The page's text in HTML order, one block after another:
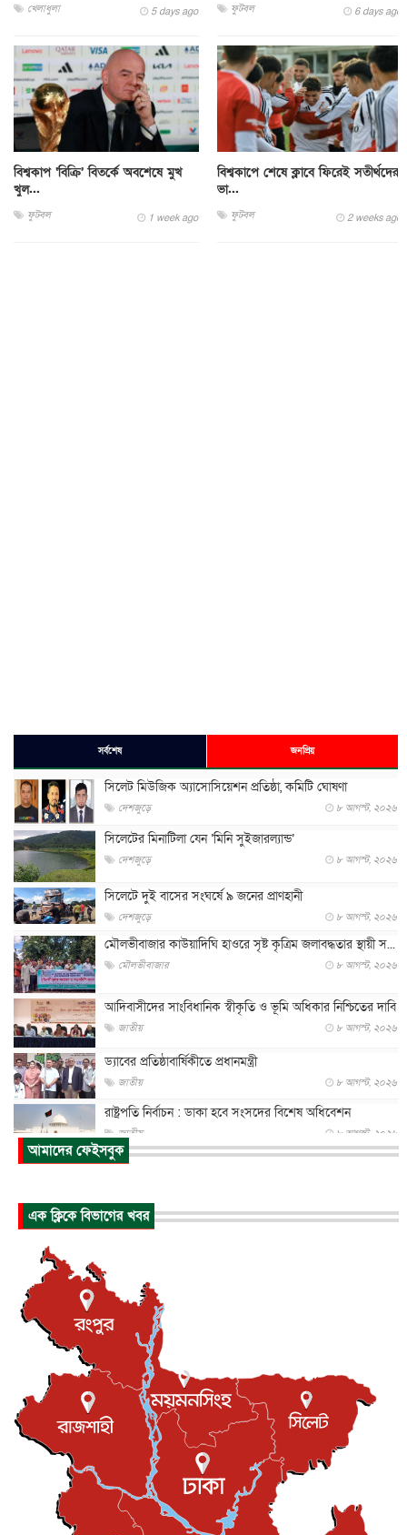
খেলাধুলা 5 days ago ফুটবল 6 days ago
বিশ্বকাপ ‘বিক্রি’ বিতর্কে অবশেষে মুখ
খুল...
ফুটবল 1 week ago
বিশ্বকাপে শেষে ক্লাবে ফিরেই সতীর্থদের
ভা...
ফুটবল 2 weeks ago
সর্বশেষ জনপ্রিয়
সিলেট মিউজিক অ্যাসোসিয়েশন প্রতিষ্ঠা, কমিটি ঘোষণা
দেশজুড়ে ৮ আগস্ট, ২০২৬
সিলেটের মিনাটিলা যেন ‘মিনি সুইজারল্যান্ড’
দেশজুড়ে ৮ আগস্ট, ২০২৬
সিলেটে দুই বাসের সংঘর্ষে ৯ জনের প্রাণহানী
দেশজুড়ে ৮ আগস্ট, ২০২৬
মৌলভীবাজার কাউয়াদিঘি হাওরে সৃষ্ট কৃত্রিম জলাবদ্ধতার স্থায়ী স...
মৌলভীবাজার ৮ আগস্ট, ২০২৬
আদিবাসীদের সাংবিধানিক স্বীকৃতি ও ভূমি অধিকার নিশ্চিতের দাবি
জাতীয় ৮ আগস্ট, ২০২৬
ড্যাবের প্রতিষ্ঠাবার্ষিকীতে প্রধানমন্ত্রী
জাতীয় ৮ আগস্ট, ২০২৬
রাষ্ট্রপতি নির্বাচন : ডাকা হবে সংসদের বিশেষ অধিবেশন
জাতীয় ৮ আগস্ট, ২০২৬
প্রধানমন্ত্রীর সঙ্গে সাক্ষাতে খুদে শিল্পী অনুশ্রী রায়ের স্বপ...
পাকিস্তান-তুরস্কের সঙ্গে প্রতিরক্ষা চুক্তি সৌদি আরবকে কতটা ন...
যুক্তরাজ্যে গ্রুমিং কেলেঙ্কারি : পাকিস্তানির অপরাধে অস্বস্তি...
আন্তর্জাতিক
বিরোধ কাটিয়ে কূটনৈতিক সম্পর্ক পুনঃস্থাপন করছে মেক্সিকো ও
আন্তর্জাতিক
এবার ওটিটিতে মুক্তি পেল ‘মালিক’
বিনোদন ৮ আগস্ট, ২০২৬
রিয়ালকে ‘না’ বলা রদ্রির জন্য বার্সার কাছে কত চাইল ম্যানসিটি
খেলাধুলা
শিল্পকলায় চলচ্চিত্র উৎসব, বিনা মূল্যে দেখা যাবে ৬ সিনেমা
বিনোদন ৮ আগস্ট, ২০২৬
আমাদের ফেইসবুক
এক ক্লিকে বিভাগের খবর